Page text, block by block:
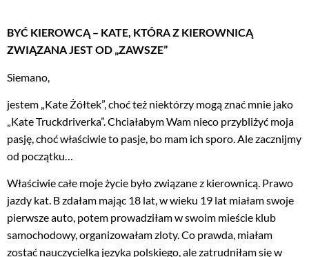
BYĆ KIEROWCĄ – KATE, KTÓRA Z KIEROWNICĄ
ZWIĄZANA JEST OD „ZAWSZE”
Siemano,
jestem „Kate Żółtek”, choć też niektórzy mogą znać mnie jako
„Kate Truckdriverka”. Chciałabym Wam nieco przybliżyć moja
pasję, choć właściwie to pasje, bo mam ich sporo. Ale zacznijmy
od początku…
Właściwie całe moje życie było związane z kierownicą. Prawo
jazdy kat. B zdałam mając 18 lat, w wieku 19 lat miałam swoje
pierwsze auto, potem prowadziłam w swoim mieście klub
samochodowy, organizowałam zloty. Co prawda, miałam
zostać nauczycielką języka polskiego, ale zatrudniłam się w